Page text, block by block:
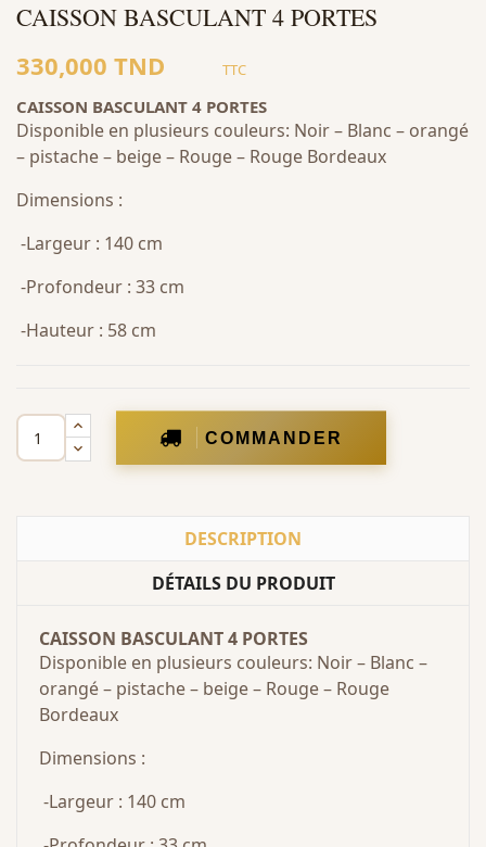
CAISSON BASCULANT 4 PORTES
330,000 TND TTC
CAISSON BASCULANT 4 PORTES
Disponible en plusieurs couleurs: Noir – Blanc – orangé
– pistache – beige – Rouge – Rouge Bordeaux
Dimensions :
-Largeur : 140 cm
-Profondeur : 33 cm
-Hauteur : 58 cm
COMMANDER
DESCRIPTION
DÉTAILS DU PRODUIT
CAISSON BASCULANT 4 PORTES
Disponible en plusieurs couleurs: Noir – Blanc –
orangé – pistache – beige – Rouge – Rouge
Bordeaux
Dimensions :
-Largeur : 140 cm